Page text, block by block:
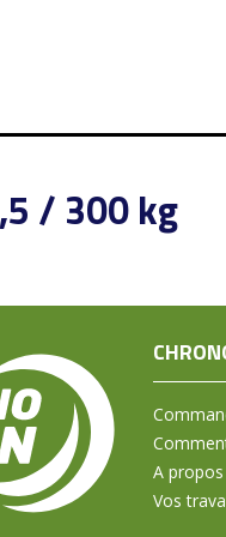
/ 300 kg
A propos
Vos